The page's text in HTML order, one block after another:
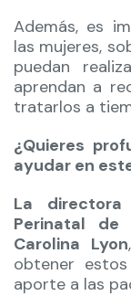
Además, es
las mujeres,
puedan
aprendan a
tratarlos a
¿Quieres
ayudar en
La
Perinatal
Carolina Lyon
obtener
aporte a las